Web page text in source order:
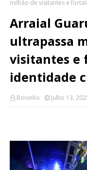
milhão de visitantes e
Arraial
ultrapassa
visitantes e
identidade
Boninho Julho 13,